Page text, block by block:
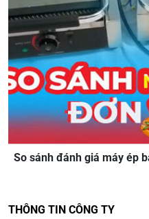
So sánh đánh giá máy ép
THÔNG TIN CÔNG TY